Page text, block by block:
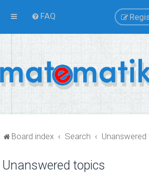
FAQ
Board index Search
Unanswered topics